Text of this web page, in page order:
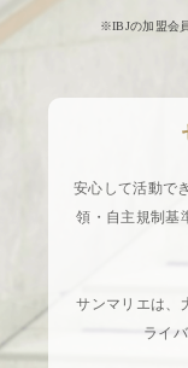
※IBJの加盟会
安心して活動で
領・自主規制基
サンマリエは、
ライ